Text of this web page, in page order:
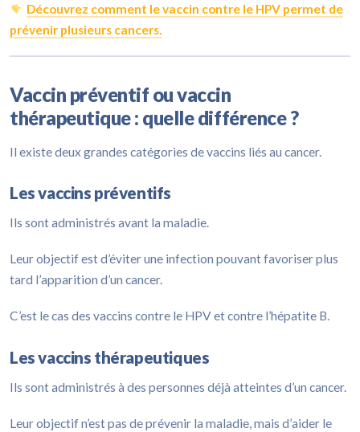
Découvrez comment le vaccin contre le HPV permet de
prévenir plusieurs cancers.
Vaccin préventif ou vaccin
thérapeutique : quelle différence ?
Il existe deux grandes catégories de vaccins liés au cancer.
Les vaccins préventifs
Ils sont administrés avant la maladie.
Leur objectif est d’éviter une infection pouvant favoriser plus
tard l’apparition d’un cancer.
C’est le cas des vaccins contre le HPV et contre l’hépatite B.
Les vaccins thérapeutiques
Ils sont administrés à des personnes déjà atteintes d’un cancer.
Leur objectif n’est pas de prévenir la maladie, mais d’aider le